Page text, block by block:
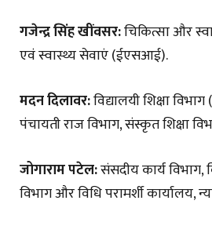
गजेन्द्र सिंह खींवसर:चिकित्सा और
एवं स्वास्थ्य सेवाएं (ईएसआई).
मदन दिलावर:विद्यालयी शिक्षा
पंचायती राज विभाग, संस्कृत शिक्षा
जोगाराम पटेल:संसदीय कार्य विभाग,
विभाग और विधि परामर्शी कार्यालय,